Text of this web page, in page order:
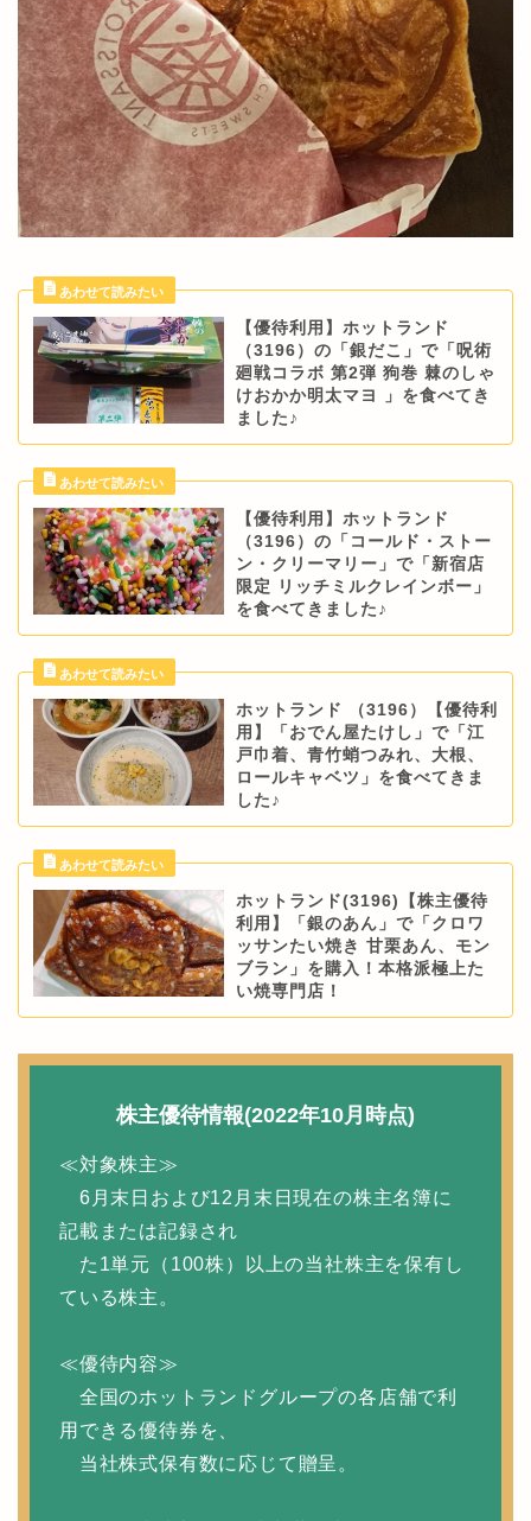
【優待利用】ホットランド
（3196）の「銀だこ」で「呪術
廻戦コラボ 第2弾 狗巻 棘のしゃ
けおかか明太マヨ 」を食べてき
ました♪
【優待利用】ホットランド
（3196）の「コールド・ストー
ン・クリーマリー」で「新宿店
限定 リッチミルクレインボー」
を食べてきました♪
ホットランド （3196）【優待利
用】「おでん屋たけし」で「江
戸巾着、青竹蛸つみれ、大根、
ロールキャベツ」を食べてきま
した♪
ホットランド(3196)【株主優待
利用】「銀のあん」で「クロワ
ッサンたい焼き 甘栗あん、モン
ブラン」を購入！本格派極上た
い焼専門店！
株主優待情報(2022年10月時点)
≪対象株主≫
6月末日および12月末日現在の株主名簿に
記載または記録され
た1単元（100株）以上の当社株主を保有し
ている株主。
≪優待内容≫
全国のホットランドグループの各店舗で利
用できる優待券を、
当社株式保有数に応じて贈呈。